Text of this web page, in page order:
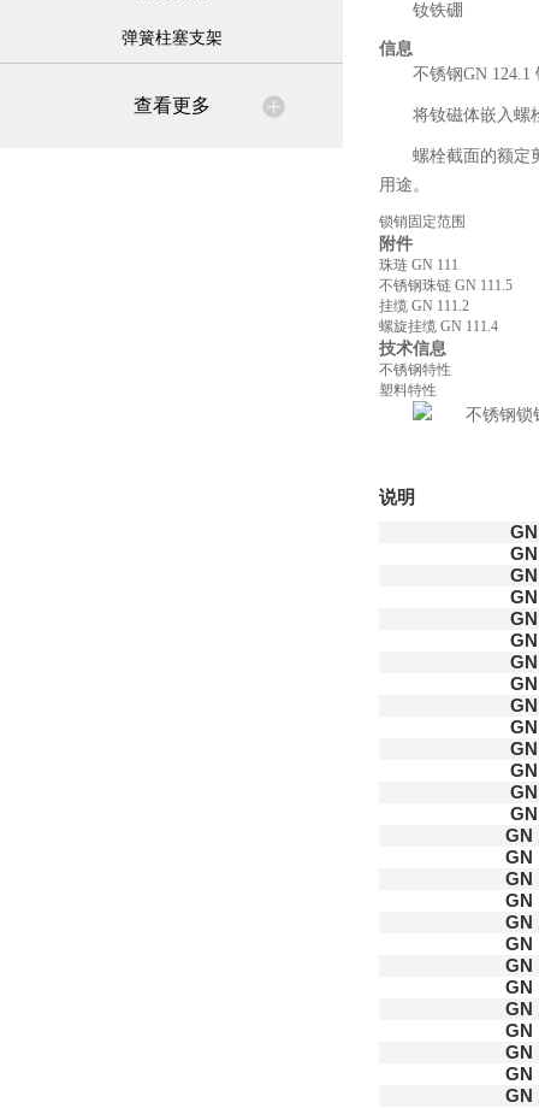
弹簧柱塞支架
查看更多
钕铁硼
信息
不锈钢GN
将钕磁体嵌入螺
螺栓截面的额定
用途。
锁销固定范围
附件
珠琏 GN 111
不锈钢珠链 GN 111.5
挂缆 GN 111.2
螺旋挂缆 GN 111.4
技术信息
不锈钢特性
塑料特性
说明
GN
GN
GN
GN
GN
GN
GN
GN
GN
GN
GN
GN
GN